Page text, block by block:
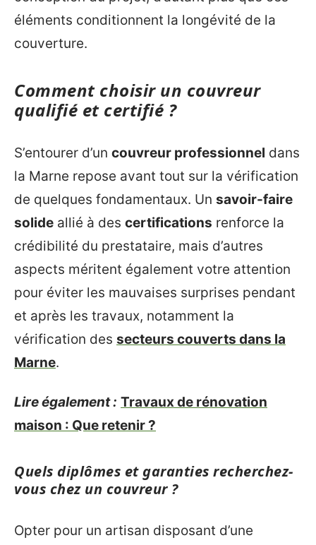
éléments conditionnent la longévité de la
couverture.
Comment choisir un couvreur
qualifié et certifié ?
S’entourer d’un couvreur professionnel dans
la Marne repose avant tout sur la vérification
de quelques fondamentaux. Un savoir-faire
solide allié à des certifications renforce la
crédibilité du prestataire, mais d’autres
aspects méritent également votre attention
pour éviter les mauvaises surprises pendant
et après les travaux, notamment la
vérification des secteurs couverts dans la
Marne.
Lire également : Travaux de rénovation
maison : Que retenir ?
Quels diplômes et garanties recherchez-
vous chez un couvreur ?
Opter pour un artisan disposant d’une